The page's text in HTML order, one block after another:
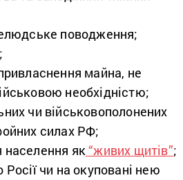
поводження;
майна, не
необхідністю;
чи військовополонених
силах РФ;
населення як“живих щитів”;
Росії чи на окуповані нею